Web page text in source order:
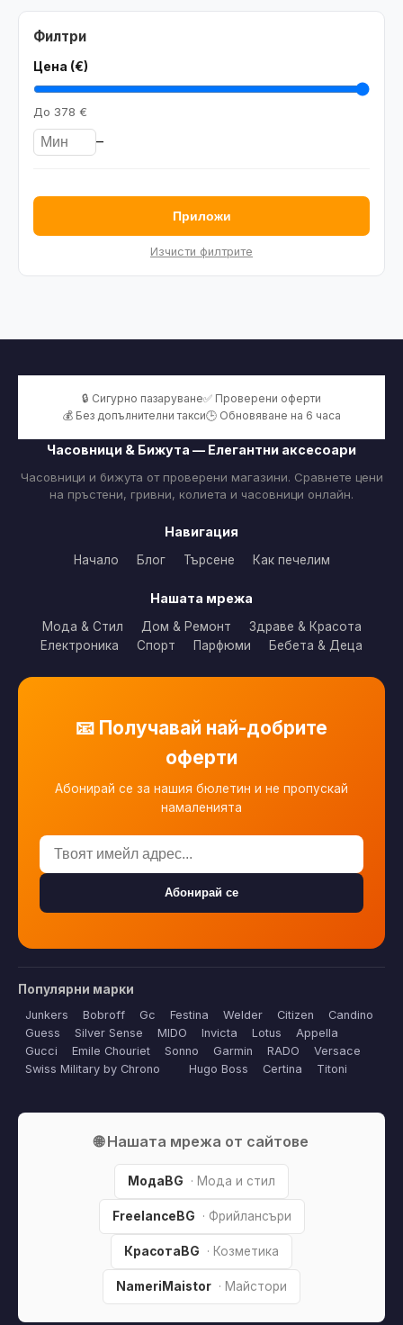
Филтри
Цена (€)
До 378 €
–
Приложи
Изчисти филтрите
🔒 Сигурно пазаруване✅ Проверени оферти
💰 Без допълнителни такси🕒 Обновяване на 6 часа
Часовници & Бижута — Елегантни аксесоари
Часовници и бижута от проверени магазини. Сравнете цени
на пръстени, гривни, колиета и часовници онлайн.
Навигация
Начало Блог Търсене Как печелим
Нашата мрежа
Мода & Стил Дом & Ремонт
Здраве & Красота
Електроника
Спорт Парфюми Бебета & Деца
📧 Получавай най-добрите
оферти
Абонирай се за нашия бюлетин и не пропускай
намаленията
Абонирай се
Популярни марки
Junkers Bobroff Gc Festina Welder Citizen
Candino
Guess
Silver Sense MIDO Invicta Lotus
Appella
Gucci
Emile Chouriet Sonno Garmin RADO
Versace
Swiss Military by Chrono
Hugo Boss Certina Titoni
🌐 Нашата мрежа от сайтове
МодаBG · Мода и стил
FreelanceBG · Фрийлансъри
КрасотаBG · Козметика
NameriMaistor · Майстори